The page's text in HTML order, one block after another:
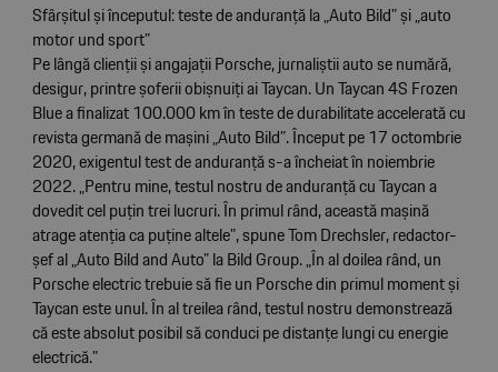
Sfârșitul și începutul: teste de anduranță la „Auto Bild” și „auto
motor und sport”
Pe lângă clienții și angajații Porsche, jurnaliștii auto se numără,
desigur, printre șoferii obișnuiți ai Taycan. Un Taycan 4S Frozen
Blue a finalizat 100.000 km în teste de durabilitate accelerată cu
revista germană de mașini „Auto Bild”. Început pe 17 octombrie
2020, exigentul test de anduranță s-a încheiat în noiembrie
2022. „Pentru mine, testul nostru de anduranță cu Taycan a
dovedit cel puțin trei lucruri. În primul rând, această mașină
atrage atenția ca puține altele”, spune Tom Drechsler, redactor-
șef al „Auto Bild and Auto” la Bild Group. „În al doilea rând, un
Porsche electric trebuie să fie un Porsche din primul moment și
Taycan este unul. În al treilea rând, testul nostru demonstrează
că este absolut posibil să conduci pe distanțe lungi cu energie
electrică.”